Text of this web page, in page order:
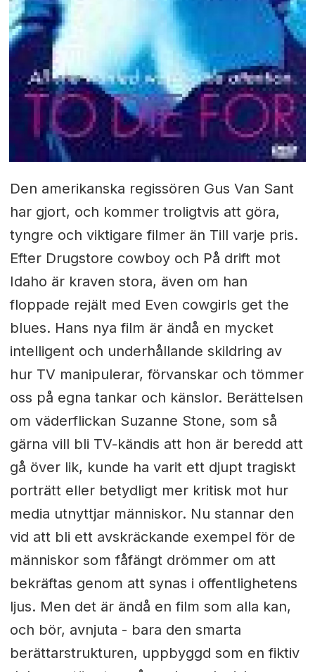
Den amerikanska regissören Gus Van Sant
har gjort, och kommer troligtvis att göra,
tyngre och viktigare filmer än Till varje pris.
Efter Drugstore cowboy och På drift mot
Idaho är kraven stora, även om han
floppade rejält med Even cowgirls get the
blues. Hans nya film är ändå en mycket
intelligent och underhållande skildring av
hur TV manipulerar, förvanskar och tömmer
oss på egna tankar och känslor. Berättelsen
om väderflickan Suzanne Stone, som så
gärna vill bli TV-kändis att hon är beredd att
gå över lik, kunde ha varit ett djupt tragiskt
porträtt eller betydligt mer kritisk mot hur
media utnyttjar människor. Nu stannar den
vid att bli ett avskräckande exempel för de
människor som fåfängt drömmer om att
bekräftas genom att synas i offentlighetens
ljus. Men det är ändå en film som alla kan,
och bör, avnjuta - bara den smarta
berättarstrukturen, uppbyggd som en fiktiv